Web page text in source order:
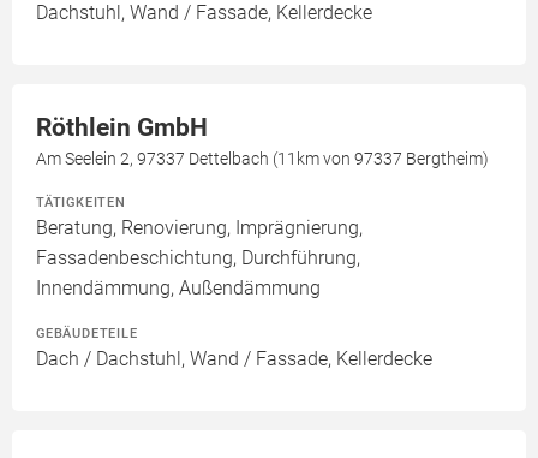
Dachstuhl, Wand / Fassade, Kellerdecke
Röthlein GmbH
Am Seelein 2, 97337 Dettelbach (11km von 97337 Bergtheim)
TÄTIGKEITEN
Beratung, Renovierung, Imprägnierung,
Fassadenbeschichtung, Durchführung,
Innendämmung, Außendämmung
GEBÄUDETEILE
Dach / Dachstuhl, Wand / Fassade, Kellerdecke